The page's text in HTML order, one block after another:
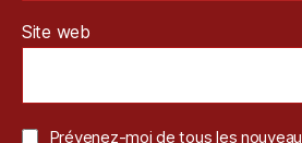
Site web
Prévenez-moi de tous les